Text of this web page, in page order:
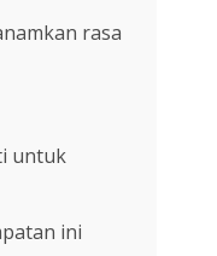
rasa
untuk
ini